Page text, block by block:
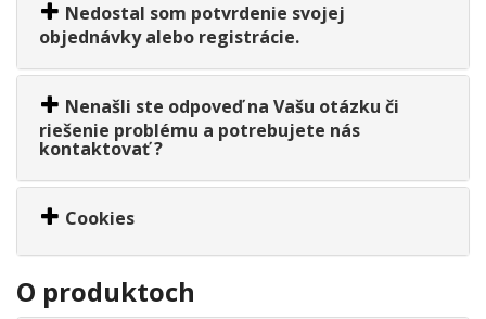
Nedostal som potvrdenie svojej
objednávky alebo registrácie.
Nenašli ste odpoveď na Vašu otázku či
riešenie problému a potrebujete nás
kontaktovať ?
Cookies
O produktoch